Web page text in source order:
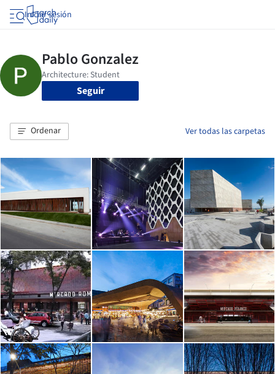
Iniciar sesión
Seguir
Ordenar Ver todas las carpetas